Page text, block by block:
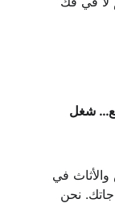
شغل
في
نحن